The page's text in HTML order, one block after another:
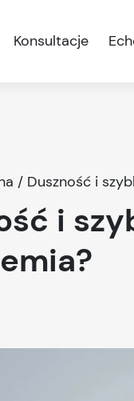
Konsultacje
/ Duszność i
i